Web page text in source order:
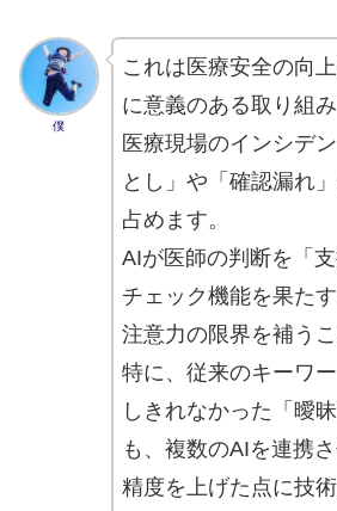
僕
これは医療安全の向
に意義のある取り組み
医療現場のインシデ
とし」や「確認漏れ
占めます。
AIが医師の判断を「
チェック機能を果た
注意力の限界を補うこ
特に、従来のキーワ
しきれなかった「曖
も、複数のAIを連携
精度を上げた点に技